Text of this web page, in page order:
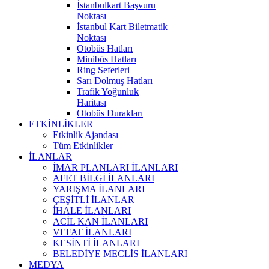
İstanbulkart Başvuru
Noktası
İstanbul Kart Biletmatik
Noktası
Otobüs Hatları
Minibüs Hatları
Ring Seferleri
Sarı Dolmuş Hatları
Trafik Yoğunluk
Haritası
Otobüs Durakları
ETKİNLİKLER
Etkinlik Ajandası
Tüm Etkinlikler
İLANLAR
İMAR PLANLARI İLANLARI
AFET BİLGİ İLANLARI
YARIŞMA İLANLARI
ÇEŞİTLİ İLANLAR
İHALE İLANLARI
ACİL KAN İLANLARI
VEFAT İLANLARI
KESİNTİ İLANLARI
BELEDİYE MECLİS İLANLARI
MEDYA